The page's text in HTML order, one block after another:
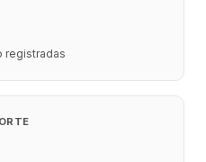
registradas